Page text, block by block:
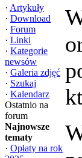
· Artykuły
· Download
· Forum
· Linki
· Kategorie
newsów
· Galeria zdjęć
· Szukaj
· Kalendarz
Ostatnio na
forum
Najnowsze
tematy
· Opłaty na rok